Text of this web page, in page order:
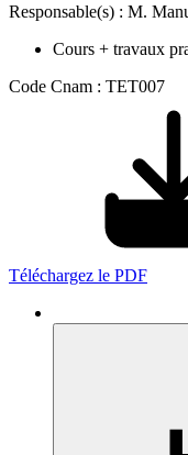
Responsable(s) : M.
Cours + travaux
Code Cnam : TET007
Téléchargez le PDF